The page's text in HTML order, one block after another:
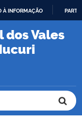
À INFORMAÇÃO
dos Vales